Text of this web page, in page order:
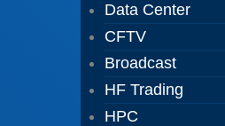
Data Center
CFTV
Broadcast
HF Trading
HPC